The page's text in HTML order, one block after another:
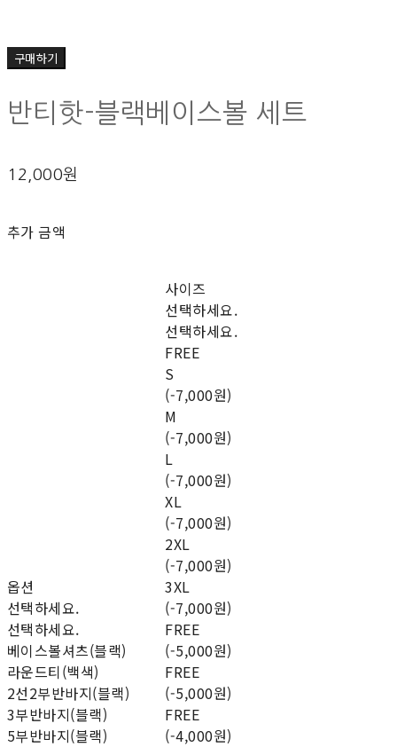
구매하기
반티핫-블랙베이스볼 세트
12,000원
추가 금액
옵션
선택하세요.
선택하세요.
베이스볼셔츠(블랙)
라운드티(백색)
2선2부반바지(블랙)
3부반바지(블랙)
5부반바지(블랙)
사이즈
선택하세요.
선택하세요.
FREE
S
(-7,000원)
M
(-7,000원)
L
(-7,000원)
XL
(-7,000원)
2XL
(-7,000원)
3XL
(-7,000원)
FREE
(-5,000원)
FREE
(-5,000원)
FREE
(-4,000원)